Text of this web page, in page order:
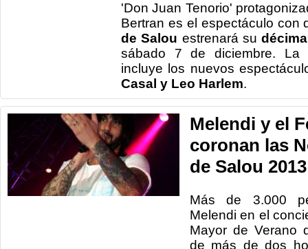
'Don Juan Tenorio'
Bertran es el espectáculo con
de Salou estrenará su
sábado 7 de diciembre. La
incluye los nuevos
Casal y Leo Harlem.
Melendi y el
coronan las
de Salou 2013
Más de 3.000
Melendi en el
Mayor de Verano
de más de dos